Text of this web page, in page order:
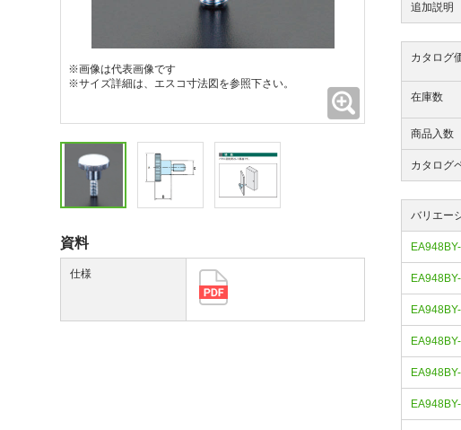
追加説明
カタログ
在庫数
商品入数
カタログ
バリエー
※画像は代表画像です
※サイズ詳細は、エスコ寸法図を参照下さい。
資料
仕様